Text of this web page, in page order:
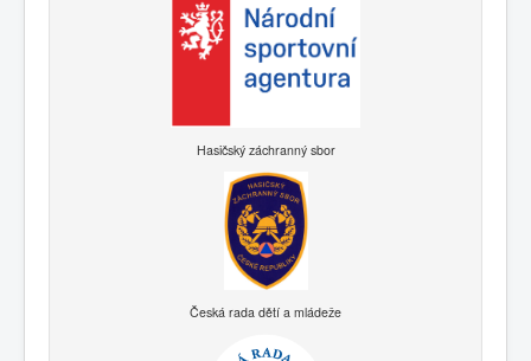
Hasičský záchranný sbor
Česká rada dětí a mládeže